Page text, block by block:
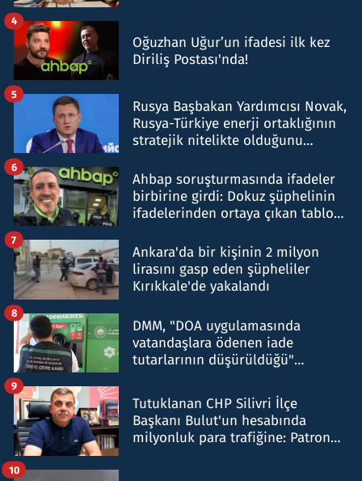
Oğuzhan Uğur’un ifadesi ilk kez
Diriliş Postası'nda!
4
Rusya Başbakan Yardımcısı Novak,
Rusya-Türkiye enerji ortaklığının
stratejik nitelikte olduğunu
5
Ahbap soruşturmasında ifadeler
birbirine girdi: Dokuz şüphelinin
ifadelerinden ortaya çıkan tablo
6
Ankara'da bir kişinin 2 milyon
lirasını gasp eden şüpheliler
Kırıkkale'de yakalandı
7
DMM, "DOA uygulamasında
vatandaşlara ödenen iade
tutarlarının düşürüldüğü"
8
Tutuklanan CHP Silivri İlçe
Başkanı Bulut'un hesabında
milyonluk para trafiğine: Patron
9
10